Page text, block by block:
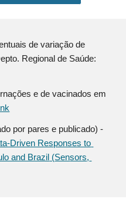
de variação de
e de vacinados em
Driven Responses to
and Brazil (Sensors,